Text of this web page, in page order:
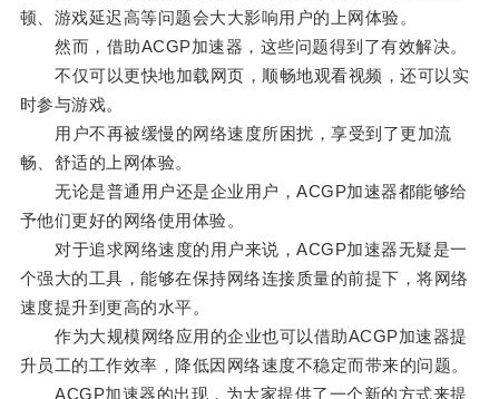
顿、游戏延迟高等问题会大大影响用户的上网体验。
然而，借助ACGP加速器，这些问题得到了有效解决。
不仅可以更快地加载网页，顺畅地观看视频，还可以实
时参与游戏。
用户不再被缓慢的网络速度所困扰，享受到了更加流
畅、舒适的上网体验。
无论是普通用户还是企业用户，ACGP加速器都能够给
予他们更好的网络使用体验。
对于追求网络速度的用户来说，ACGP加速器无疑是一
个强大的工具，能够在保持网络连接质量的前提下，将网络
速度提升到更高的水平。
作为大规模网络应用的企业也可以借助ACGP加速器提
升员工的工作效率，降低因网络速度不稳定而带来的问题。
ACGP加速器的出现，为大家提供了一个新的方式来提